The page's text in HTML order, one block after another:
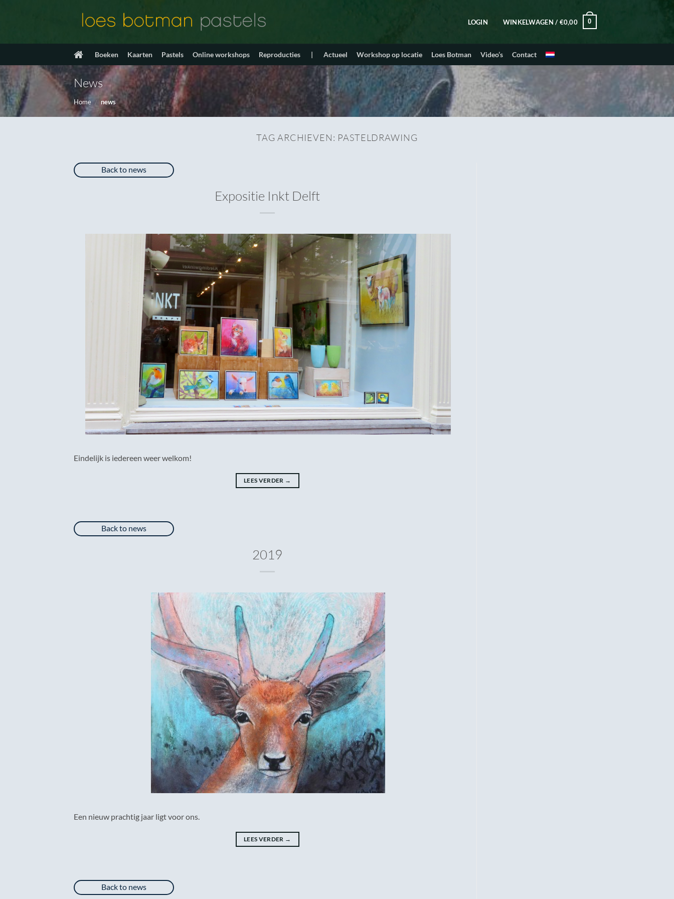
LOGIN WINKELWAGEN / €0,00 0
Boeken Kaarten Pastels Online workshops Reproducties | Actueel Workshop op locatie Loes Botman Video’s Contact
News
Home / news
TAG ARCHIEVEN: PASTELDRAWING
Back to news
Expositie Inkt Delft
Eindelijk is iedereen weer welkom!
LEES VERDER →
Back to news
2019
Een nieuw prachtig jaar ligt voor ons.
LEES VERDER →
Back to news